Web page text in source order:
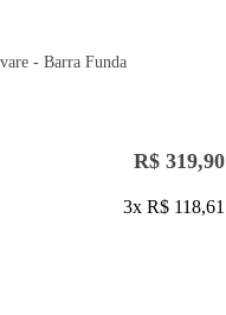
- Barra Funda
R$ 319,90
3x R$ 118,61